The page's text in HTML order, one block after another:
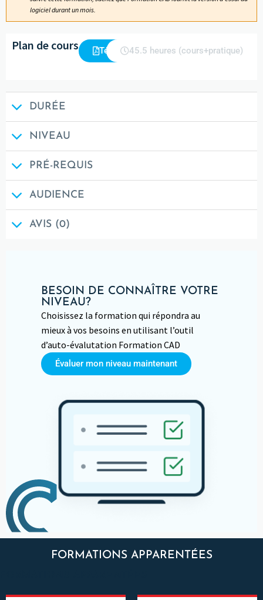
logiciel durant un mois.
Plan de cours Télécharger45.5 heures (cours+pratique)
DURÉE
NIVEAU
PRÉ-REQUIS
AUDIENCE
AVIS (0)
BESOIN DE CONNAÎTRE VOTRE
NIVEAU?
Choisissez la formation qui répondra au
mieux à vos besoins en utilisant l’outil
d’auto-évalutation Formation CAD
Évaluer mon niveau maintenant
FORMATIONS APPARENTÉES